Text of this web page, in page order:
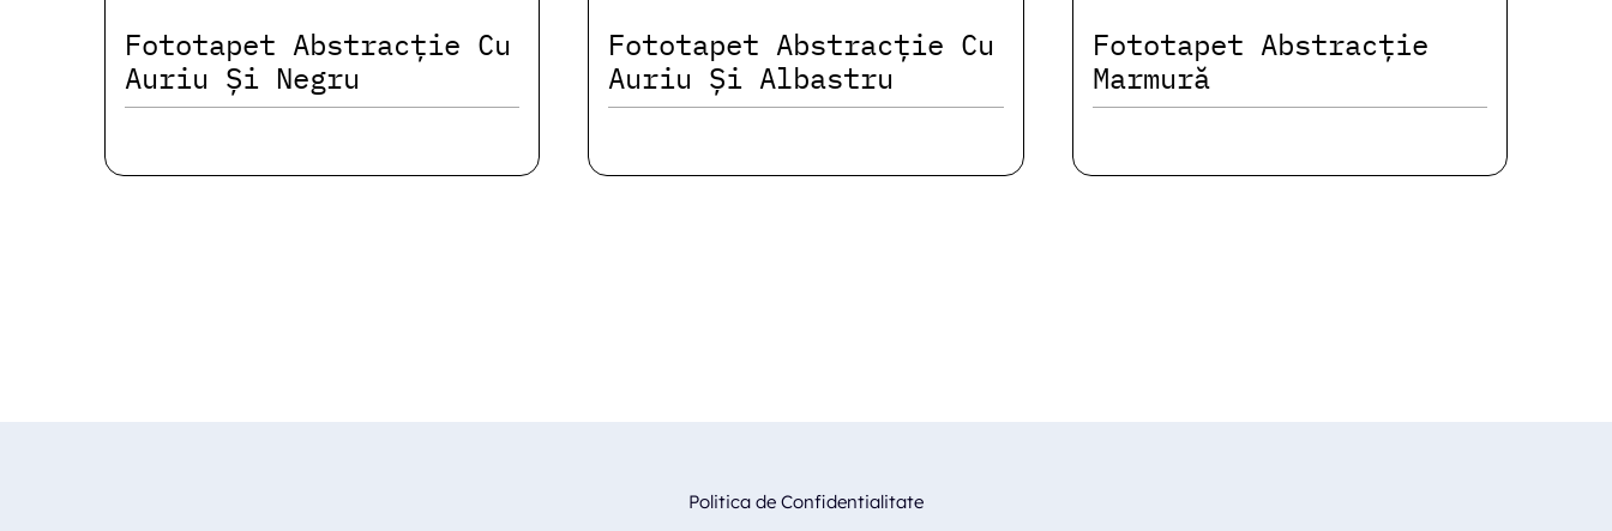
Fototapet Abstracție Cu
Auriu Și Negru
Fototapet Abstracție Cu
Auriu Și Albastru
Fototapet Abstracție
Marmură
Politica de Confidentialitate